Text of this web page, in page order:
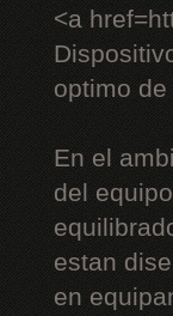
<a
optimo
En el
del
estan
en